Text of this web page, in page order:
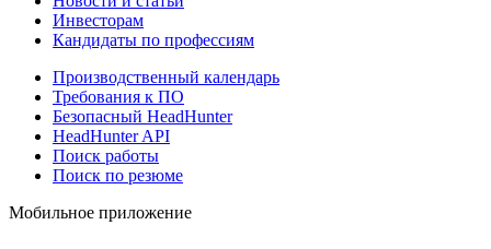
Инвесторам
Кандидаты по профессиям
Производственный календарь
Требования к ПО
Безопасный HeadHunter
HeadHunter API
Поиск работы
Поиск по резюме
Мобильное приложение